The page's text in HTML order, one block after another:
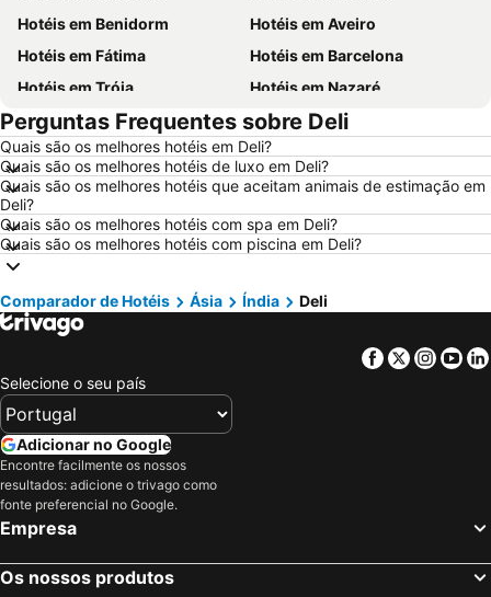
Hotéis em Benidorm
Hotéis em Aveiro
Hotéis em Fátima
Hotéis em Barcelona
Hotéis em Tróia
Hotéis em Nazaré
Hotéis em Évora
Hotéis em Peniche
Hotéis em Porto Santo
Hotéis em Isla Canela
Hotéis em Sangenjo
Hotéis em Vila Nova de Milfontes
Hotéis em Vilamoura
Hotéis em Vigo
Hotéis em Roma
Hotéis em Centro de Portugal
Hotéis em Maiorca
Hotéis em Andaluzia
Hotéis em Minorca
Hotéis em Ilha do Sal
Hotéis em Galiza
Hotéis em Douro
Hotéis em Serra da Estrela
Hotéis em Costa do Sol
Hotéis em Tenerife
Hotéis em São Miguel
Perguntas Frequentes sobre Deli
Quais são os melhores hotéis em Deli?
Quais são os melhores hotéis de luxo em Deli?
Quais são os melhores hotéis que aceitam animais de estimação em
Deli?
Quais são os melhores hotéis com spa em Deli?
Quais são os melhores hotéis com piscina em Deli?
Comparador de Hotéis Ásia Índia Deli
Facebook
Twitter
Selecione o seu país
Adicionar no Google
Encontre facilmente os nossos
resultados: adicione o trivago como
fonte preferencial no Google.
Empresa
Os nossos produtos